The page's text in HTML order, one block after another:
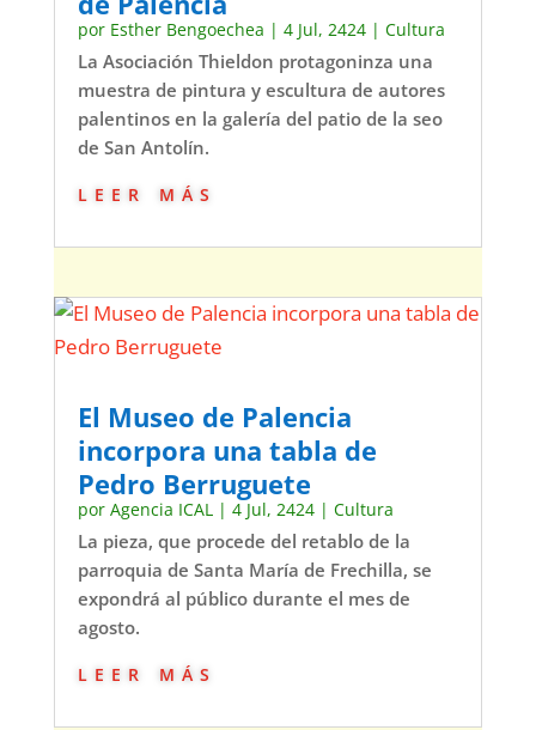
por Esther Bengoechea | 4 Jul, 2424| Cultura
La Asociación Thieldon protagoninza una
muestra de pintura y escultura de autores
palentinos en la galería del patio de la seo
de San Antolín.
leer más
El Museo de Palencia
incorpora una tabla de
Pedro Berruguete
por Agencia ICAL| 4 Jul, 2424| Cultura
La pieza, que procede del retablo de la
parroquia de Santa María de Frechilla, se
expondrá al público durante el mes de
agosto.
leer más